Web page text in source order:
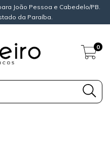
João Pessoa e Cabedelo/PB.
da Paraíba.
0